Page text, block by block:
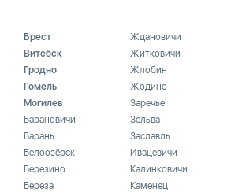
Брест
Витебск
Гродно
Гомель
Могилев
Барановичи
Барань
Белоозёрск
Березино
Береза
Ждановичи
Житковичи
Жлобин
Жодино
Заречье
Зельва
Заславль
Ивацевичи
Калинковичи
Каменец